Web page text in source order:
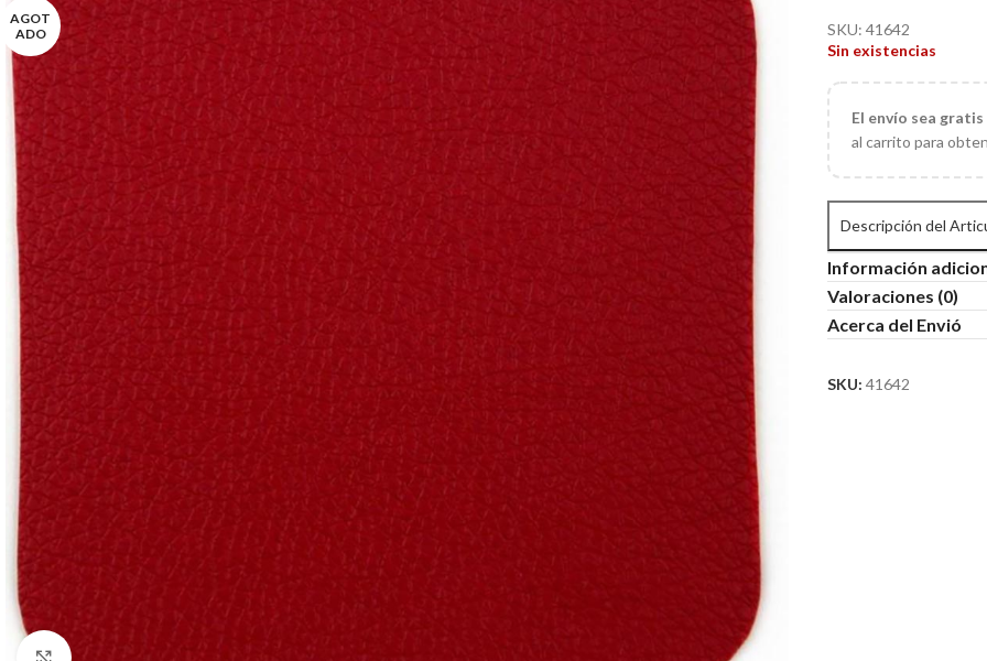
AGOT
ADO
SKU:41642
Sin existencias
El envío sea
al carrito para
Descripción del
Información
Valoraciones (0)
Acerca del Envió
SKU:41642